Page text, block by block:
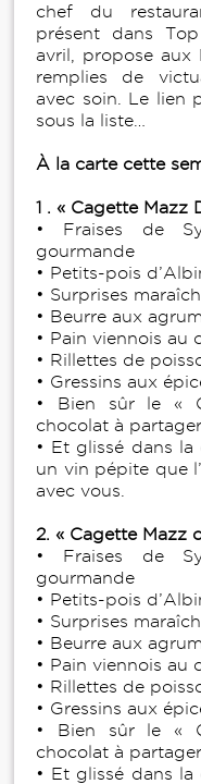
chef du
présent dans
avril, propose aux
remplies de
avec soin. Le lien
sous la liste…
À la carte cette
1 . « Cagette Mazz
• Fraises de
gourmande
• Petits-pois
• Surprises
• Beurre aux
• Pain viennois au
• Rillettes de
• Gressins aux
• Bien sûr le «
chocolat à
• Et glissé dans la
un vin pépite que
avec vous.
2. « Cagette Mazz
• Fraises de
gourmande
• Petits-pois
• Surprises
• Beurre aux
• Pain viennois au
• Rillettes de
• Gressins aux
• Bien sûr le «
chocolat à
• Et glissé dans la